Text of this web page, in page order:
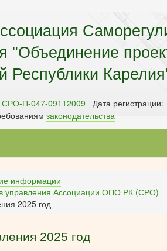
"Объединение
Республики
СРО-П-047-09112009 Дата
законодательства
информации
управления Ассоциации ОПО РК (СРО)
2025 год
2025 год